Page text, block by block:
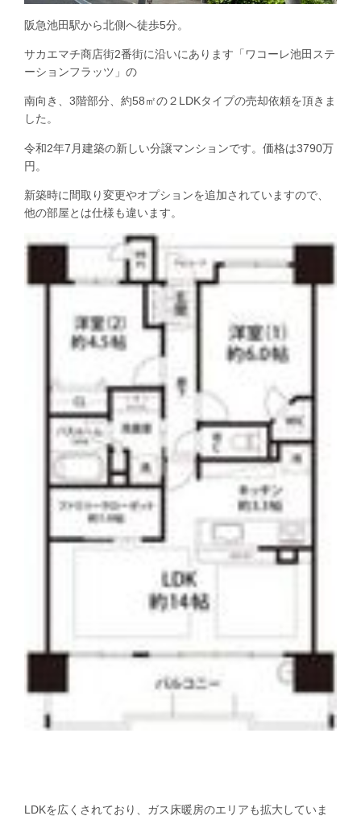
阪急池田駅から北側へ徒歩5分。
サカエマチ商店街2番街に沿いにあります「ワコーレ池田ステ
ーションフラッツ」の
南向き、3階部分、約58㎡の２LDKタイプの売却依頼を頂きま
した。
令和2年7月建築の新しい分譲マンションです。価格は3790万
円。
新築時に間取り変更やオプションを追加されていますので、
他の部屋とは仕様も違います。
LDKを広くされており、ガス床暖房のエリアも拡大していま